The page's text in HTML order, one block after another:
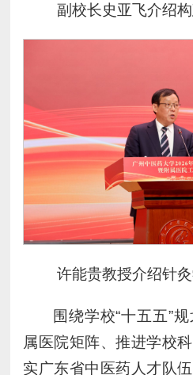
副校长史亚飞介绍
许能贵教授介绍针
围绕学校“十五五”
属医院矩阵、推进学校
实广东省中医药人才队